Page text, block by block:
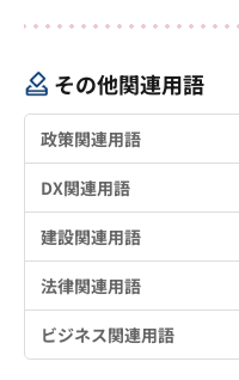
その他関連用語
政策関連用語
DX関連用語
建設関連用語
法律関連用語
ビジネス関連用語